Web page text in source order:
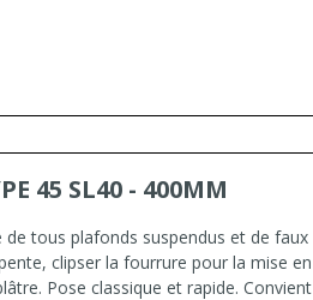
45 SL40 - 400MM
tous plafonds suspendus et de faux
clipser la fourrure pour la mise en
Pose classique et rapide. Convient